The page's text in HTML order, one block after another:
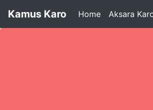
Kamus Karo Home Aksara